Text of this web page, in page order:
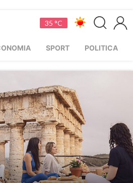
35 °C
SPORT POLITICA